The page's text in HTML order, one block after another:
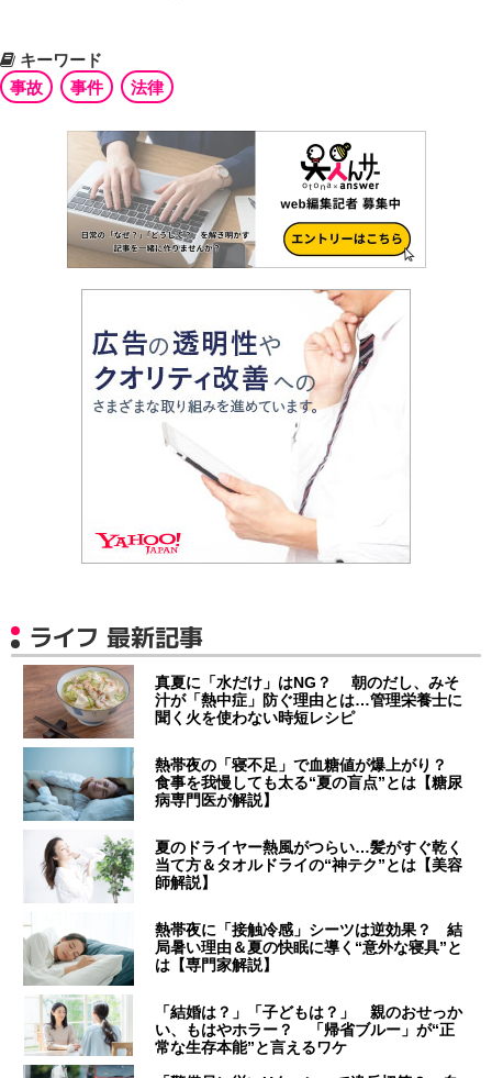
キーワード
事故
事件 法律
ライフ 最新記事
真夏に「水だけ」はNG？ 朝のだし、みそ
汁が「熱中症」防ぐ理由とは…管理栄養士に
聞く火を使わない時短レシピ
熱帯夜の「寝不足」で血糖値が爆上がり？
食事を我慢しても太る“夏の盲点”とは【糖尿
病専門医が解説】
夏のドライヤー熱風がつらい…髪がすぐ乾く
当て方＆タオルドライの“神テク”とは【美容
師解説】
熱帯夜に「接触冷感」シーツは逆効果？ 結
局暑い理由＆夏の快眠に導く“意外な寝具”と
は【専門家解説】
「結婚は？」「子どもは？」 親のおせっか
い、もはやホラー？ 「帰省ブルー」が“正
常な生存本能”と言えるワケ